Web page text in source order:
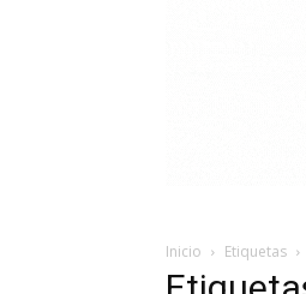
Inicio Etiquetas